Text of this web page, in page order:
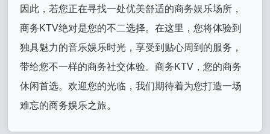
因此，若您正在寻找一处优美舒适的商务娱乐场所，
商务KTV绝对是您的不二选择。在这里，您将体验到
独具魅力的音乐娱乐时光，享受到贴心周到的服务，
带给您不一样的商务社交体验。商务KTV，您的商务
休闲首选。欢迎您的光临，我们期待着为您打造一场
难忘的商务娱乐之旅。